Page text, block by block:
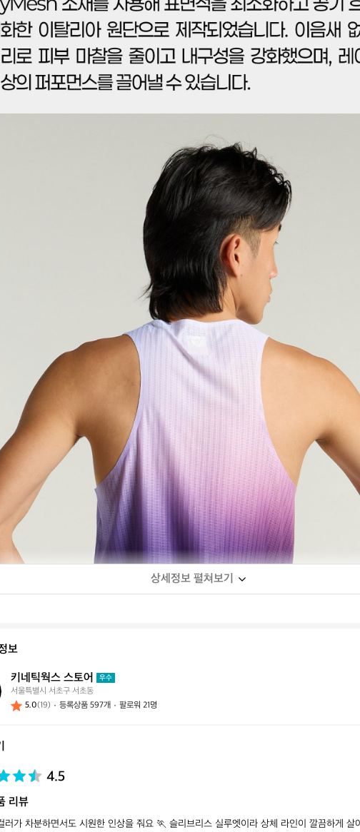
상세정보 펼쳐보기
보
키네틱웍스 스토어 우수
서울특별시 서초구 서초동
5.0(19) 등록상품 597개 팔로워 21명
4.5
리뷰
러가 차분하면서도 시원한 인상을 줘요 🏃 슬리브리스 실루엣이라 상체 라인이 깔끔하게 살